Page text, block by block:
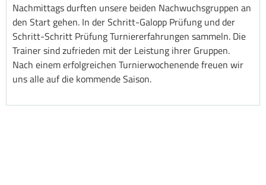
Nachmittags durften unsere beiden Nachwuchsgruppen an
den Start gehen. In der Schritt-Galopp Prüfung und der
Schritt-Schritt Prüfung Turniererfahrungen sammeln. Die
Trainer sind zufrieden mit der Leistung ihrer Gruppen.
Nach einem erfolgreichen Turnierwochenende freuen wir
uns alle auf die kommende Saison.